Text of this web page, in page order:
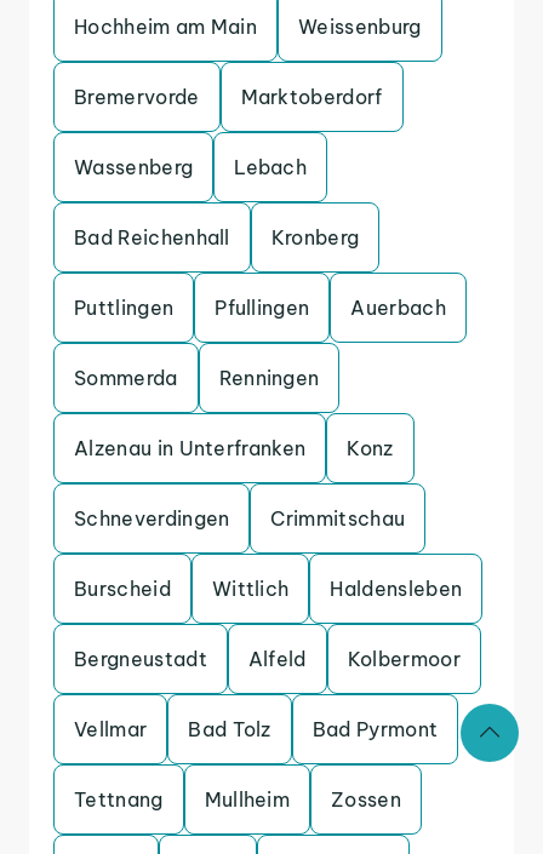
Hochheim am Main Weissenburg
Bremervorde Marktoberdorf
Wassenberg Lebach
Bad Reichenhall Kronberg
Puttlingen Pfullingen Auerbach
Sommerda Renningen
Alzenau in Unterfranken Konz
Schneverdingen Crimmitschau
Burscheid Wittlich Haldensleben
Bergneustadt Alfeld Kolbermoor
Vellmar Bad Tolz Bad Pyrmont
Tettnang Mullheim Zossen